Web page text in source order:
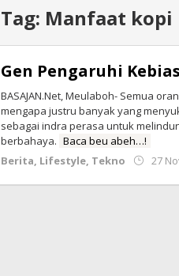
Tag: Manfaat kopi
Gen Pengaruhi
BASAJAN.Net, Meulaboh- Semua
mengapa justru banyak yang
sebagai indra perasa untuk
berbahaya. Baca beu abeh…!
Berita, Lifestyle, Tekno 27